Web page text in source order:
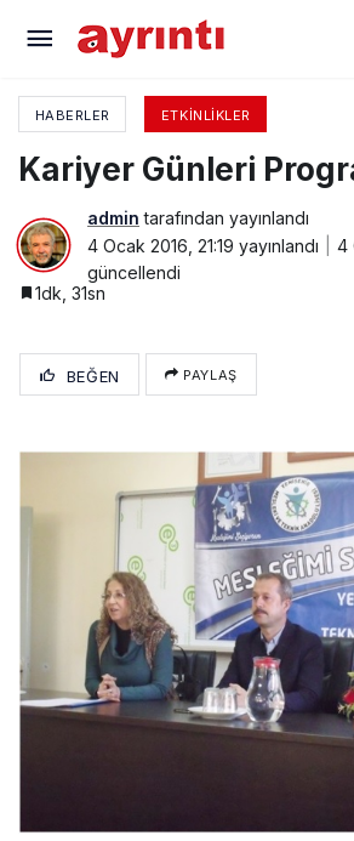
HABERLER ETKINLIKLER
Kariyer Günleri
admin tarafından yayınlandı
4 Ocak 2016, 21:19 yayınlandı
4
güncellendi
1dk, 31sn
BEĞEN PAYLAŞ
Kış İlaçlaması Başladı